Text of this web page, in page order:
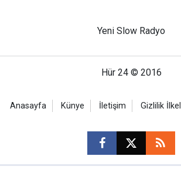
Yeni Slow Radyo
Hür 24 © 2016
Anasayfa Künye İletişim Gizlilik